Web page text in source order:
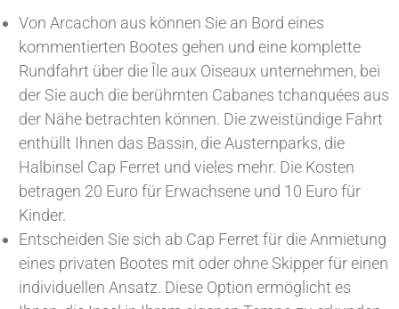
Von Arcachon aus können Sie an Bord eines
kommentierten Bootes gehen und eine komplette
Rundfahrt über die Île aux Oiseaux unternehmen, bei
der Sie auch die berühmten Cabanes tchanquées aus
der Nähe betrachten können. Die zweistündige Fahrt
enthüllt Ihnen das Bassin, die Austernparks, die
Halbinsel Cap Ferret und vieles mehr. Die Kosten
betragen 20 Euro für Erwachsene und 10 Euro für
Kinder.
Entscheiden Sie sich ab Cap Ferret für die Anmietung
eines privaten Bootes mit oder ohne Skipper für einen
individuellen Ansatz. Diese Option ermöglicht es